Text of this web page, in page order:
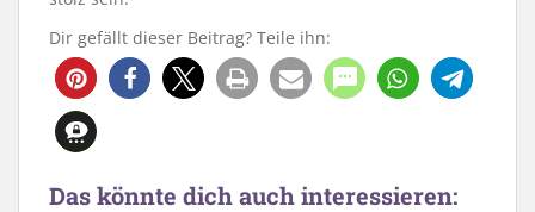
Dir gefällt dieser Beitrag? Teile ihn:
338
Das könnte dich auch interessieren: